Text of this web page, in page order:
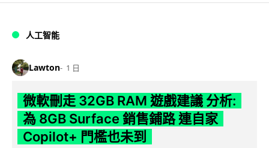
人工智能
Lawton 1 日
微軟刪走 32GB RAM 遊戲建議 分析:
為 8GB Surface 銷售鋪路 連自家
Copilot+ 門檻也未到